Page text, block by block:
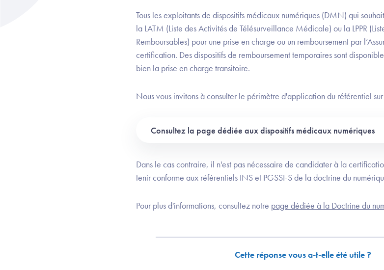
Tous les exploitants de dispositifs médicaux numériques (DMN) qui
la LATM (Liste des Activités de Télésurveillance Médicale) ou la LPPR
Remboursables) pour une prise en charge ou un remboursement par
certification. Des dispositifs de remboursement temporaires sont
bien la prise en charge transitoire.
Nous vous invitons à consulter le périmètre d'application du référentiel
Consultez la page dédiée aux dispositifs médicaux numériques
Dans le cas contraire, il n'est pas nécessaire de candidater à la
tenir conforme aux référentiels INS et PGSSI-S de la doctrine du
Pour plus d'informations, consultez notre page dédiée à la Doctrine du
Cette réponse vous a-t-elle été utile ?